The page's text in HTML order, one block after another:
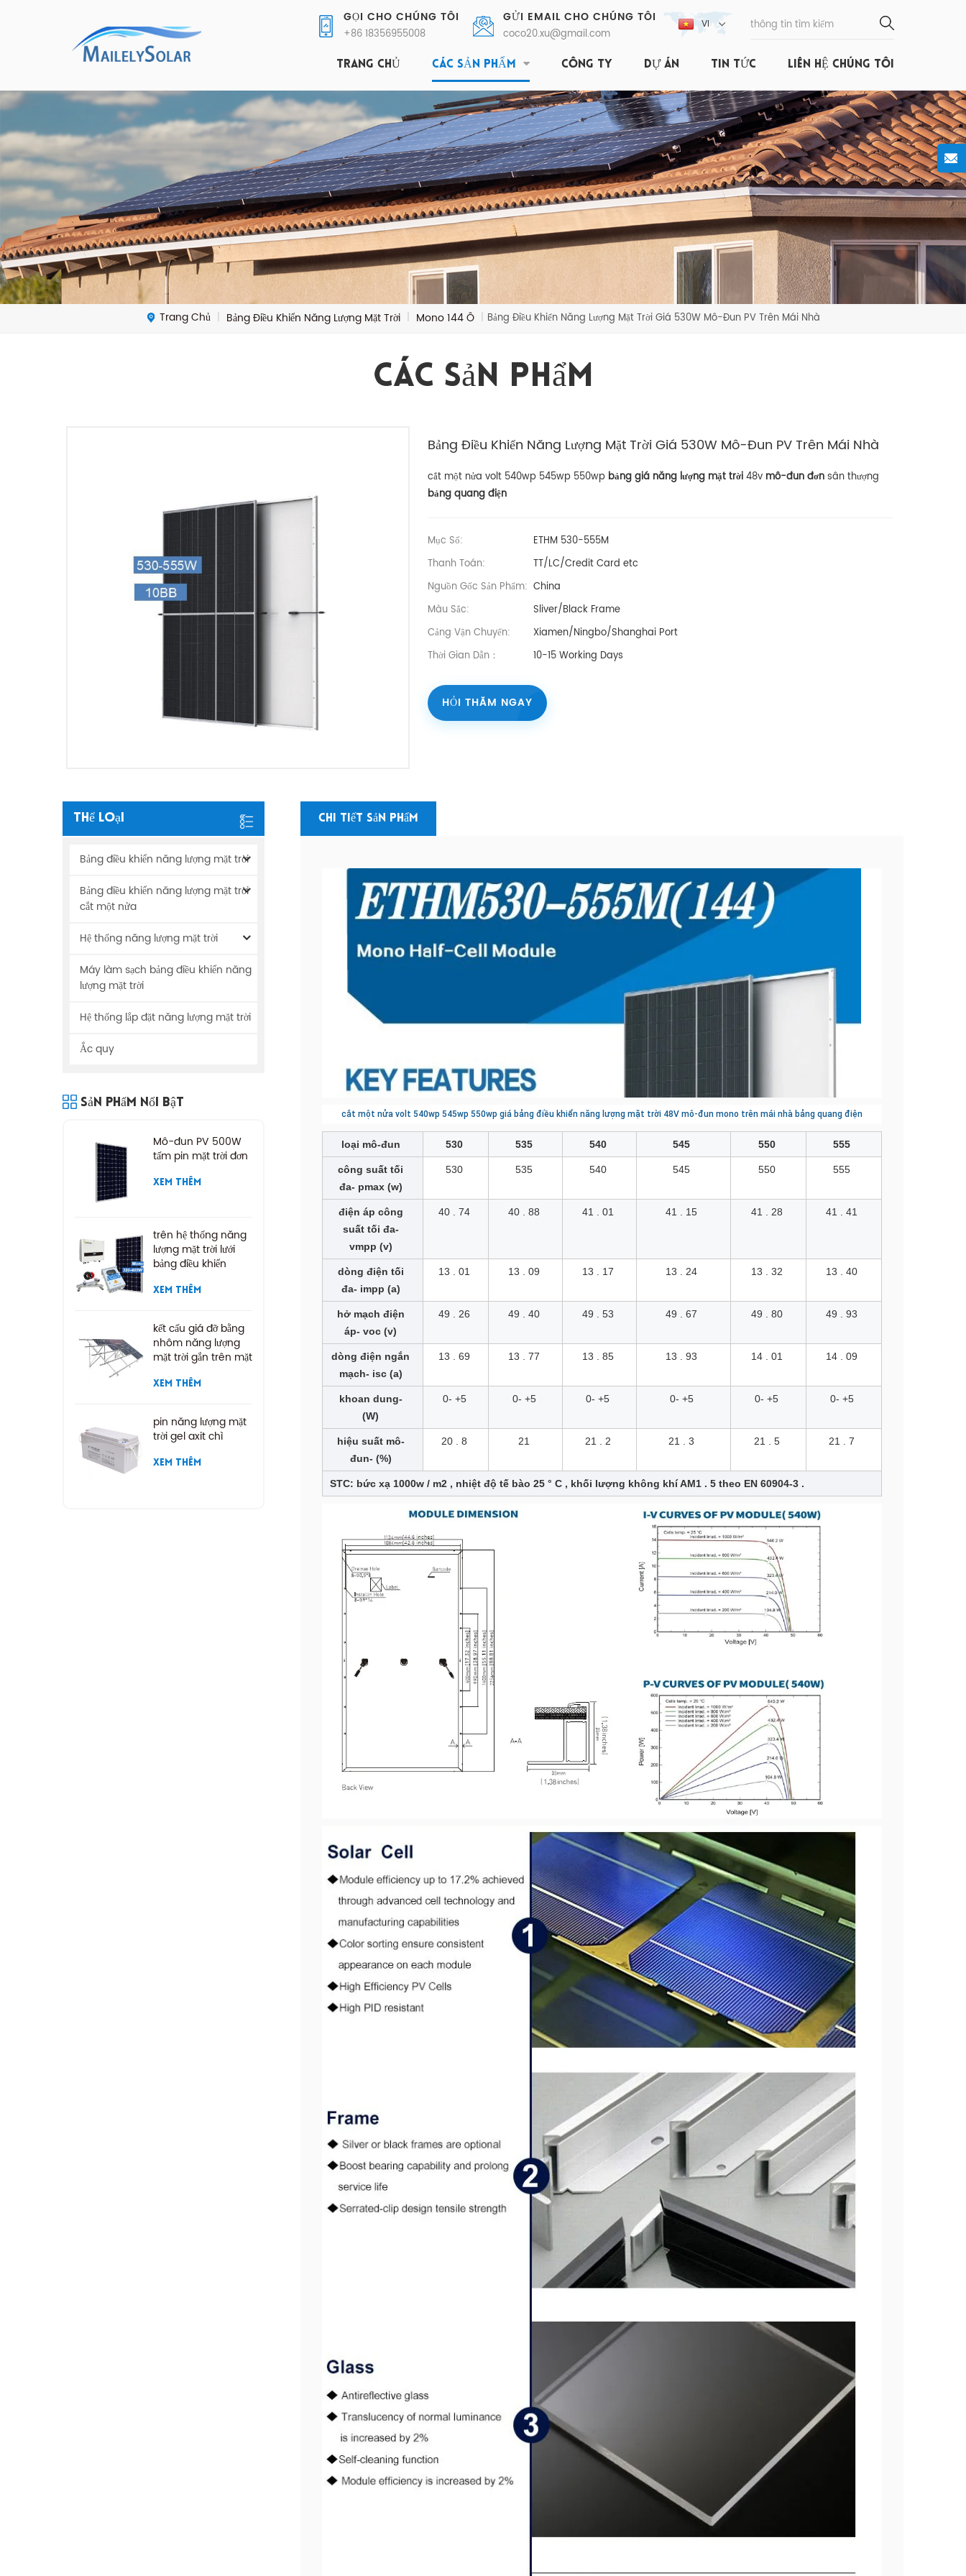
VI
GỌI CHO CHÚNG TÔI
+86 18356955008
GỬI EMAIL CHO CHÚNG TÔI
coco20.xu@gmail.com
TRANG CHỦ CÁC SẢN PHẨM CÔNG TY DỰ ÁN TIN TỨC LIÊN HỆ CHÚNG TÔI
Trang Chủ | Bảng Điều Khiển Năng Lượng Mặt Trời | Mono 144 Ô | Bảng Điều Khiển Năng Lượng Mặt Trời Giá 530W Mô-Đun PV Trên Mái Nhà
Các Sản Phẩm
Bảng Điều Khiển Năng Lượng Mặt Trời Giá 530W Mô-Đun PV Trên Mái Nhà
cắt một nửa volt 540wp 545wp 550wpbảng giá năng lượng mặt trời48vmô-đun đơnsân thượng
bảng quang điện
Mục Số:
ETHM 530-555M
Thanh Toán:
TT/LC/Credit Card etc
Nguồn Gốc Sản Phẩm: China
Màu Sắc:
Sliver/Black Frame
Cảng Vận Chuyển:
Xiamen/Ningbo/Shanghai Port
Thời Gian Dẫn：
10-15 Working Days
HỎI THĂM NGAY
Thể Loại
Bảng điều khiển năng lượng mặt trời
Bảng điều khiển năng lượng mặt trời
cắt một nửa
Hệ thống năng lượng mặt trời
Máy làm sạch bảng điều khiển năng
lượng mặt trời
Hệ thống lắp đặt năng lượng mặt trời
Ắc quy
Sản Phẩm Nổi Bật
Mô-đun PV 500W
tấm pin mặt trời đơn
XEM THÊM
trên hệ thống năng
lượng mặt trời lưới
bảng điều khiển
XEM THÊM
kết cấu giá đỡ bằng
nhôm năng lượng
mặt trời gắn trên mặt
XEM THÊM
pin năng lượng mặt
trời gel axit chì
XEM THÊM
Chi Tiết Sản Phẩm
cắt một nửa volt 540wp 545wp 550wp giá bảng điều khiển năng lượng mặt trời 48V mô-đun mono trên mái nhà bảng quang điện
loại mô-đun 530 535 540 545 550 555
công suất tối
đa- pmax (w)
530 535 540 545 550 555
điện áp công
suất tối đa-
vmpp (v)
40 . 74 40 . 88 41 . 01 41 . 15 41 . 28 41 . 41
dòng điện tối
đa- impp (a)
13 . 01 13 . 09 13 . 17 13 . 24 13 . 32 13 . 40
hở mạch điện
áp- voc (v)
49 . 26 49 . 40 49 . 53 49 . 67 49 . 80 49 . 93
dòng điện ngắn
mạch- isc (a)
13 . 69 13 . 77 13 . 85 13 . 93 14 . 01 14 . 09
khoan dung-
(W)
0- +5 0- +5 0- +5 0- +5 0- +5 0- +5
hiệu suất mô-
đun- (%)
20 . 8 21 21 . 2 21 . 3 21 . 5 21 . 7
STC: bức xạ 1000w / m2 , nhiệt độ tế bào 25 ° C , khối lượng không khí AM1 . 5 theo EN 60904-3 .